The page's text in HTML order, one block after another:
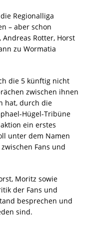
Regionalliga
– aber schon
Rotter, Horst
zu Wormatia
die 5 künftig nicht
zwischen ihnen
hat, durch die
Hügel-Tribüne
ein erstes
unter dem Namen
Fans und
Moritz sowie
der Fans und
besprechen und
sind.